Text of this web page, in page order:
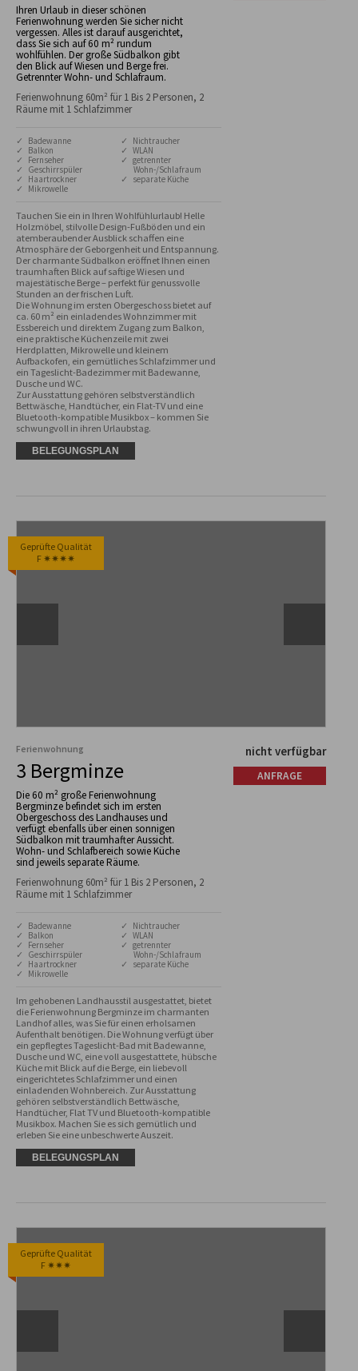
Ihren Urlaub in dieser schönen
Ferienwohnung werden Sie sicher nicht
vergessen. Alles ist darauf ausgerichtet,
dass Sie sich auf 60 m² rundum
wohlfühlen. Der große Südbalkon gibt
den Blick auf Wiesen und Berge frei.
Getrennter Wohn- und Schlafraum.
Ferienwohnung 60m² für 1 Bis 2 Personen, 2
Räume mit 1 Schlafzimmer
✓ Badewanne
✓ Balkon
✓ Fernseher
✓ Geschirrspüler
✓ Haartrockner
✓ Mikrowelle
✓ Nichtraucher
✓ WLAN
✓ getrennter
Wohn-/Schlafraum
✓ separate Küche
Tauchen Sie ein in Ihren Wohlfühlurlaub! Helle
Holzmöbel, stilvolle Design-Fußböden und ein
atemberaubender Ausblick schaffen eine
Atmosphäre der Geborgenheit und Entspannung.
Der charmante Südbalkon eröffnet Ihnen einen
traumhaften Blick auf saftige Wiesen und
majestätische Berge – perfekt für genussvolle
Stunden an der frischen Luft.
Die Wohnung im ersten Obergeschoss bietet auf
ca. 60 m² ein einladendes Wohnzimmer mit
Essbereich und direktem Zugang zum Balkon,
eine praktische Küchenzeile mit zwei
Herdplatten, Mikrowelle und kleinem
Aufbackofen, ein gemütliches Schlafzimmer und
ein Tageslicht-Badezimmer mit Badewanne,
Dusche und WC.
Zur Ausstattung gehören selbstverständlich
Bettwäsche, Handtücher, ein Flat-TV und eine
Bluetooth-kompatible Musikbox – kommen Sie
schwungvoll in ihren Urlaubstag.
BELEGUNGSPLAN
Geprüfte Qualität
F ✷✷✷✷
Ferienwohnung
3 Bergminze
Die 60 m² große Ferienwohnung
Bergminze befindet sich im ersten
Obergeschoss des Landhauses und
verfügt ebenfalls über einen sonnigen
Südbalkon mit traumhafter Aussicht.
Wohn- und Schlafbereich sowie Küche
sind jeweils separate Räume.
Ferienwohnung 60m² für 1 Bis 2 Personen, 2
Räume mit 1 Schlafzimmer
✓ Badewanne
✓ Balkon
✓ Fernseher
✓ Geschirrspüler
✓ Haartrockner
✓ Mikrowelle
✓ Nichtraucher
✓ WLAN
✓ getrennter
Wohn-/Schlafraum
✓ separate Küche
Im gehobenen Landhausstil ausgestattet, bietet
die Ferienwohnung Bergminze im charmanten
Landhof alles, was Sie für einen erholsamen
Aufenthalt benötigen. Die Wohnung verfügt über
ein gepflegtes Tageslicht-Bad mit Badewanne,
Dusche und WC, eine voll ausgestattete, hübsche
Küche mit Blick auf die Berge, ein liebevoll
eingerichtetes Schlafzimmer und einen
einladenden Wohnbereich. Zur Ausstattung
gehören selbstverständlich Bettwäsche,
Handtücher, Flat TV und Bluetooth-kompatible
Musikbox. Machen Sie es sich gemütlich und
erleben Sie eine unbeschwerte Auszeit.
nicht verfügbar
ANFRAGE
BELEGUNGSPLAN
Geprüfte Qualität
F ✷✷✷